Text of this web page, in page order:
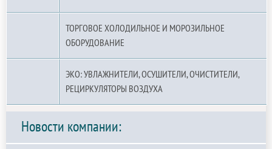
ТОРГОВОЕ ХОЛОДИЛЬНОЕ И МОРОЗИЛЬНОЕ
ОБОРУДОВАНИЕ
ЭКО: УВЛАЖНИТЕЛИ, ОСУШИТЕЛИ, ОЧИСТИТЕЛИ,
РЕЦИРКУЛЯТОРЫ ВОЗДУХА
Новости компании: